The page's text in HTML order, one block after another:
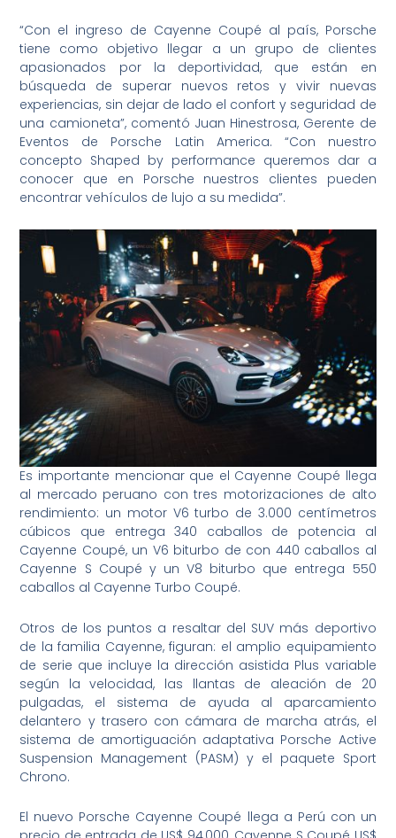
“Con el ingreso de Cayenne Coupé al país, Porsche
tiene como objetivo llegar a un grupo de clientes
apasionados por la deportividad, que están en
búsqueda de superar nuevos retos y vivir nuevas
experiencias, sin dejar de lado el confort y seguridad de
una camioneta”, comentó Juan Hinestrosa, Gerente de
Eventos de Porsche Latin America. “Con nuestro
concepto Shaped by performance queremos dar a
conocer que en Porsche nuestros clientes pueden
encontrar vehículos de lujo a su medida”.
Es importante mencionar que el Cayenne Coupé llega
al mercado peruano con tres motorizaciones de alto
rendimiento: un motor V6 turbo de 3.000 centímetros
cúbicos que entrega 340 caballos de potencia al
Cayenne Coupé, un V6 biturbo de con 440 caballos al
Cayenne S Coupé y un V8 biturbo que entrega 550
caballos al Cayenne Turbo Coupé.
Otros de los puntos a resaltar del SUV más deportivo
de la familia Cayenne, figuran: el amplio equipamiento
de serie que incluye la dirección asistida Plus variable
según la velocidad, las llantas de aleación de 20
pulgadas, el sistema de ayuda al aparcamiento
delantero y trasero con cámara de marcha atrás, el
sistema de amortiguación adaptativa Porsche Active
Suspension Management (PASM) y el paquete Sport
Chrono.
El nuevo Porsche Cayenne Coupé llega a Perú con un